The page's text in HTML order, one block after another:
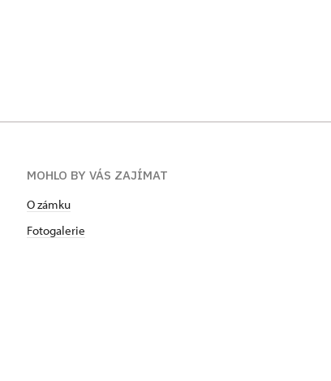
MOHLO BY VÁS ZAJÍMAT
O zámku
Fotogalerie